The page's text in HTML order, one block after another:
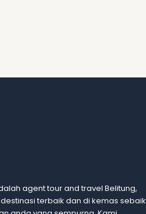
agent tour and travel Belitung,
terbaik dan di kemas sebaik